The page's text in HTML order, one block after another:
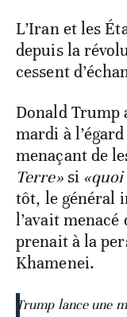
L’Iran et les
depuis la
cessent
Donald Trump
mardi à
menaçant de
Terre»si
tôt, le général
l’avait menacé
prenait à la
Khamenei.
Trump lance une